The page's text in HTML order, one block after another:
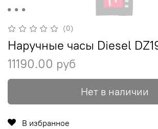
(0)
Наручные часы Diesel
11190.00 руб
Нет в наличии
В избранное